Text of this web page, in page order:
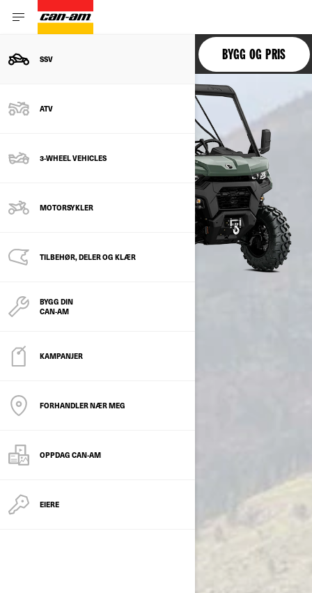
SSV
ATV
3-WHEEL VEHICLES
MOTORSYKLER
TILBEHØR, DELER OG KLÆR
BYGG DIN
CAN-AM
KAMPANJER
FORHANDLER NÆR MEG
OPPDAG CAN-AM
EIERE
TRAXTER BYGG OG PRIS